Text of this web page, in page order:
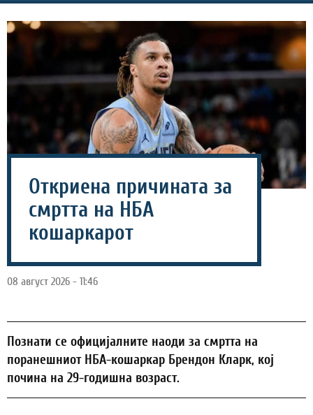
Откриена причината за
смртта на НБА
кошаркарот
08 август 2026 - 11:46
Познати се официјалните наоди за смртта на
поранешниот НБА-кошаркар Брендон Кларк, кој
почина на 29-годишна возраст.